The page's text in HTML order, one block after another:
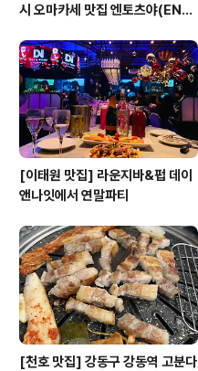
시 오마카세 맛집 엔토츠야(ENT
치, 주차, 맛 리뷰 내돈내산
[이태원 맛집] 라운지바&펍 데이
앤나잇에서 연말파티
[천호 맛집] 강동구 강동역 고분다